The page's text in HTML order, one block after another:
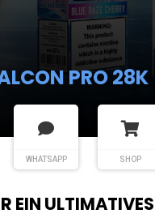
PRO 28K
WHATSAPP SHOP
EIN